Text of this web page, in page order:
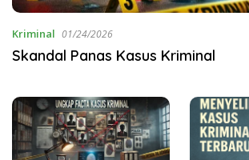
Kriminal 01/24/2026
Skandal Panas Kasus Kriminal